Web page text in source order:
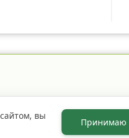
Если не указано иное, содержимое
вы
Принимаю